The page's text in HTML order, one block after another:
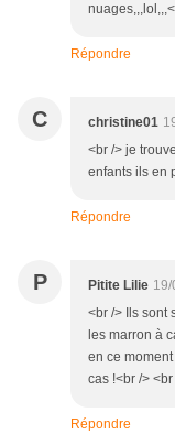
Répondre
C christine01
<br /> je
enfants ils en
Répondre
P Pitite Lilie
<br /> Ils sont
les marron à
en ce
cas !<br />
Répondre